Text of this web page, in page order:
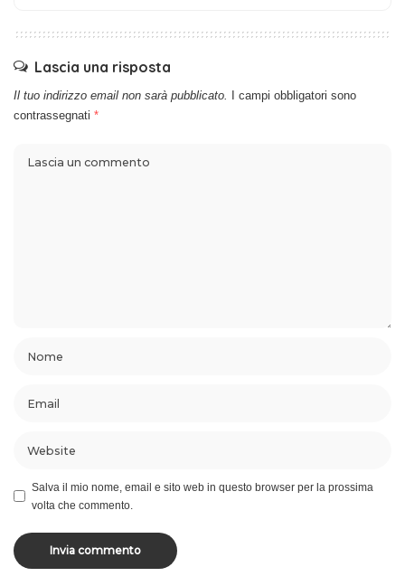
Lascia una risposta
Il tuo indirizzo email non sarà pubblicato.
I campi obbligatori sono
contrassegnati *
Salva il mio nome, email e sito web in questo browser per la prossima
volta che commento.